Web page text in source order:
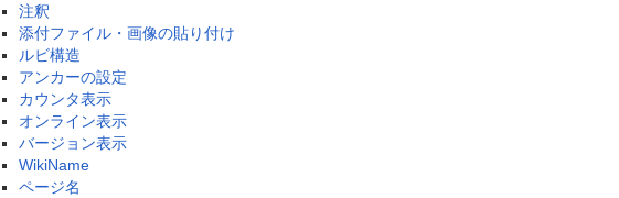
注釈
添付ファイル・画像の貼り付け
ルビ構造
アンカーの設定
カウンタ表示
オンライン表示
バージョン表示
WikiName
ページ名